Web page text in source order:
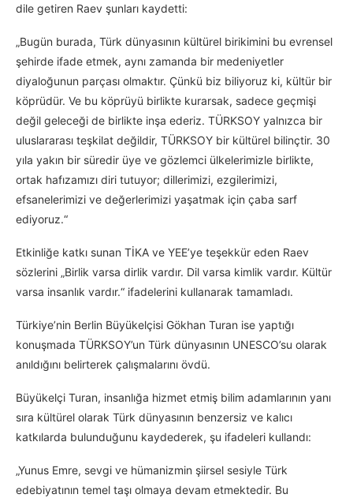
dile getiren Raev şunları kaydetti:
„Bugün burada, Türk dünyasının kültürel birikimini bu evrensel
şehirde ifade etmek, aynı zamanda bir medeniyetler
diyaloğunun parçası olmaktır. Çünkü biz biliyoruz ki, kültür bir
köprüdür. Ve bu köprüyü birlikte kurarsak, sadece geçmişi
değil geleceği de birlikte inşa ederiz. TÜRKSOY yalnızca bir
uluslararası teşkilat değildir, TÜRKSOY bir kültürel bilinçtir. 30
yıla yakın bir süredir üye ve gözlemci ülkelerimizle birlikte,
ortak hafızamızı diri tutuyor; dillerimizi, ezgilerimizi,
efsanelerimizi ve değerlerimizi yaşatmak için çaba sarf
ediyoruz.“
Etkinliğe katkı sunan TİKA ve YEE’ye teşekkür eden Raev
sözlerini „Birlik varsa dirlik vardır. Dil varsa kimlik vardır. Kültür
varsa insanlık vardır.“ ifadelerini kullanarak tamamladı.
Türkiye’nin Berlin Büyükelçisi Gökhan Turan ise yaptığı
konuşmada TÜRKSOY’un Türk dünyasının UNESCO’su olarak
anıldığını belirterek çalışmalarını övdü.
Büyükelçi Turan, insanlığa hizmet etmiş bilim adamlarının yanı
sıra kültürel olarak Türk dünyasının benzersiz ve kalıcı
katkılarda bulunduğunu kaydederek, şu ifadeleri kullandı:
„Yunus Emre, sevgi ve hümanizmin şiirsel sesiyle Türk
edebiyatının temel taşı olmaya devam etmektedir. Bu